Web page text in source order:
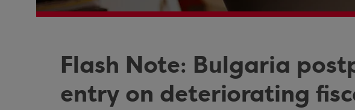
Flash Note: Bulgaria
entry on deteriorating